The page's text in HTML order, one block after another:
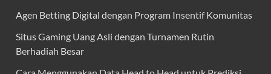
Agen Betting Digital dengan Program Insentif Komunitas
Situs Gaming Uang Asli dengan Turnamen Rutin
Berhadiah Besar